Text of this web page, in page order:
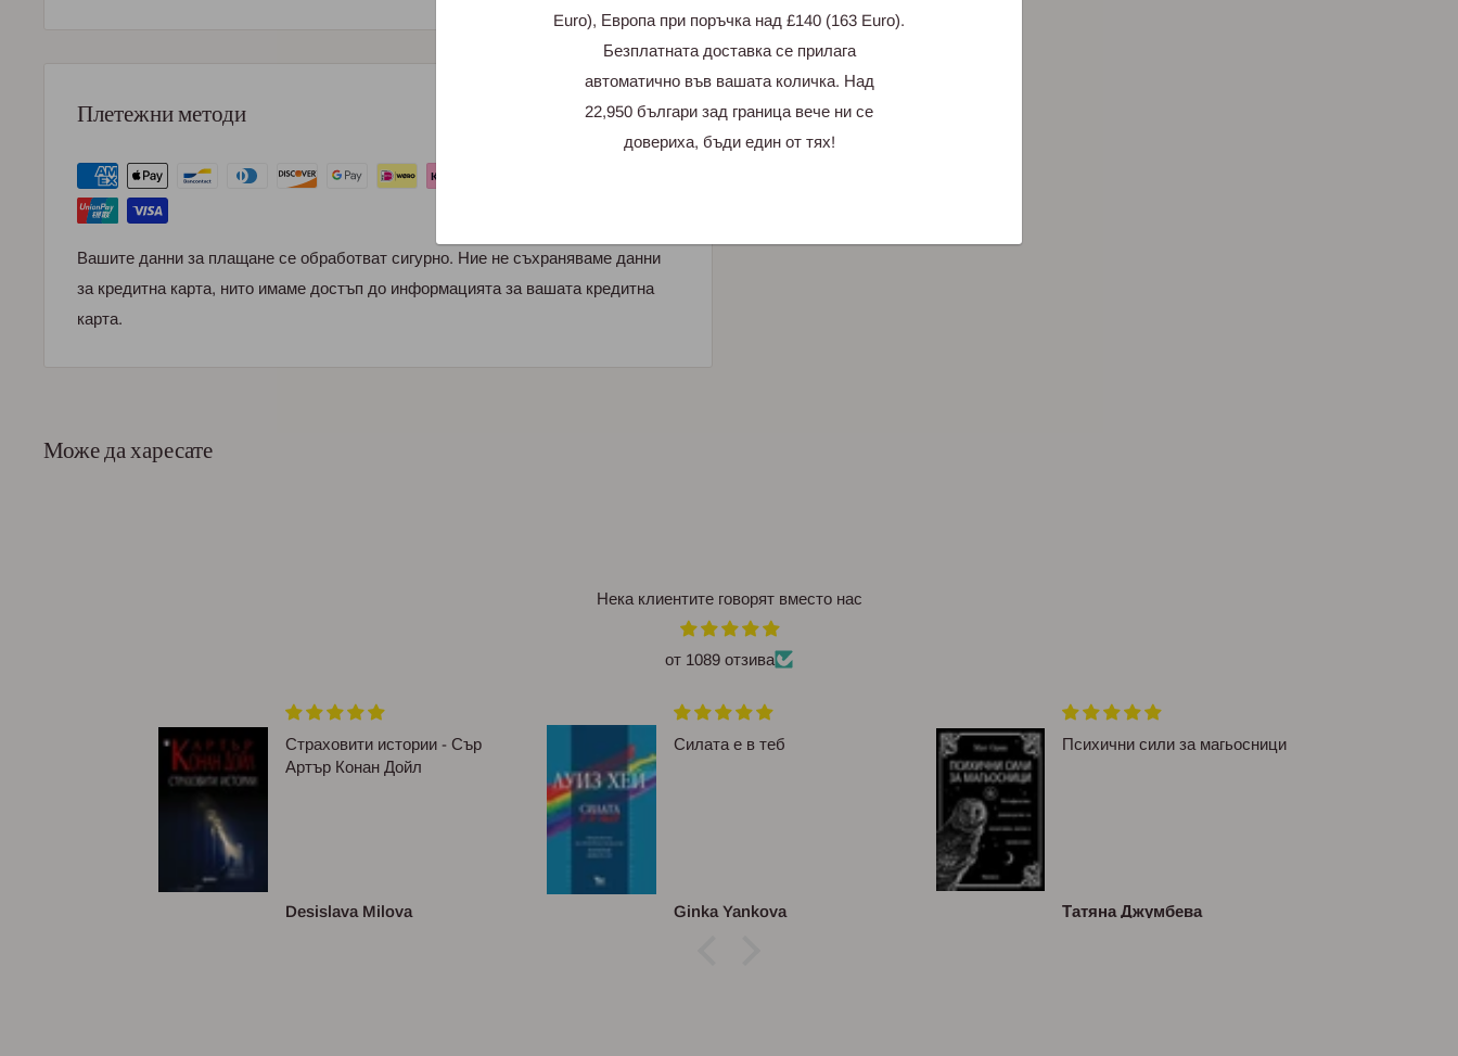
Euro), Европа при поръчка над £140 (163 Euro).
Безплатната доставка се прилага
автоматично във вашата количка. Над
22,950 българи зад граница вече ни се
довериха, бъди един от тях!
Плетежни методи
Вашите данни за плащане се обработват сигурно. Ние не съхраняваме данни
за кредитна карта, нито имаме достъп до информацията за вашата кредитна
карта.
Може да харесате
Нека клиентите говорят вместо нас
от 1089 отзива
Страховити истории - Сър
Артър Конан Дойл
Desislava Milova
Силата е в теб
Ginka Yankova
Психични сили за магьосници
Татяна Джумбева